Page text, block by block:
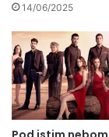
14/06/2025